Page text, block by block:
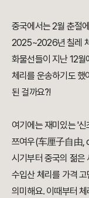
중국에서는 2월 춘절
2025~2026년 칠레
화물선들이 지난 12
체리를 운송하기도 했
된 걸까요?!
여기에는 재미있는 '
쯔여우(车厘子自由,
시기부터 중국의 젊은
수입산 체리를 가격
의미해요. 이때부터